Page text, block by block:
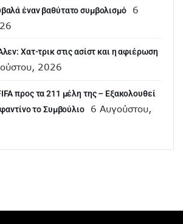
έναν βαθύτατο συμβολισμό
6
Χατ-τρικ στις ασίστ και η αφιέρωση
2026
προς τα 211 μέλη της – Εξακολουθεί
το Συμβούλιο
6 Αυγούστου,